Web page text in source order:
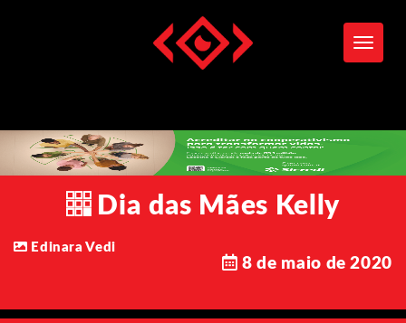
Dia das Mães Kelly
Edinara Vedi
8 de maio de 2020